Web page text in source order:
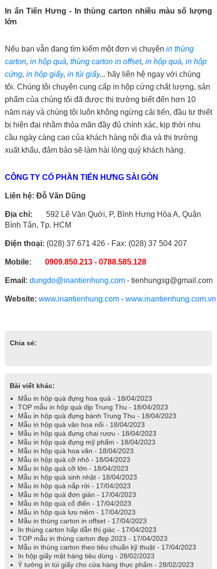
In ấn Tiến Hưng - In thùng carton nhiều màu số lượng
lớn
Nếu bạn vẫn đang tìm kiếm một đơn vị chuyên in thùng
carton, in hộp quà, thùng carton in offset, in hộp quà, in hộp
cứng, in hộp giấy, in túi giấy... hãy liên hệ ngay với chúng
tôi. Chúng tôi chuyên cung cấp in hộp cứng chất lượng, sản
phẩm của chúng tôi đã được thị trường biết đến hơn 10
năm nay và chúng tôi luôn không ngừng cải tiến, đầu tư thiết
bị hiện đại nhằm thỏa mãn đầy đủ chính xác, kịp thời nhu
cầu ngày càng cao của khách hàng nội địa và thị trường
xuất khẩu, đảm bảo sẽ làm hài lòng quý khách hàng.
CÔNG TY CỔ PHẦN TIẾN HƯNG SÀI GÒN
Liên hệ: Đỗ Văn Dũng
Địa chỉ: 592 Lê Văn Quới, P, Bình Hưng Hòa A, Quận
Bình Tân, Tp. HCM
Điện thoại: (028) 37 671 426 - Fax: (028) 37 504 207
Mobile: 0909.850.213 - 0788.585.128
Email: dungdo@inantienhung.com - tienhungsg@gmail.com
Website: www.inantienhung.com - www.inantienhung.com.vn
Chia sẻ:
Bài viết khác:
Mẫu in hộp quà đựng hoa quả - 18/04/2023
TOP mẫu in hộp quà dịp Trung Thu - 18/04/2023
Mẫu in hộp quà đựng bánh Trung Thu - 18/04/2023
Mẫu in hộp quà vân hoa nổi - 18/04/2023
Mẫu in hộp quà đựng chai rượu - 18/04/2023
Mẫu in hộp quà đựng mỹ phẩm - 18/04/2023
Mẫu in hộp quà hoa văn - 18/04/2023
Mẫu in hộp quà cỡ nhỏ - 18/04/2023
Mẫu in hộp quà cỡ lớn - 18/04/2023
Mẫu in hộp quà sinh nhật - 18/04/2023
Mẫu in hộp quà nắp rời - 17/04/2023
Mẫu in hộp quà đơn giản - 17/04/2023
Mẫu in hộp quà cổ điển - 17/04/2023
Mẫu in hộp quà lưu niệm - 17/04/2023
Mẫu in thùng carton in offset - 17/04/2023
In thùng carton hấp dẫn thị giác - 17/04/2023
TOP mẫu in thùng carton đẹp 2023 - 17/04/2023
Mẫu in thùng carton theo tiêu chuẩn kỹ thuật - 17/04/2023
In hộp giấy mặt hàng tiêu dùng - 28/02/2023
Ý tưởng in túi giấy cho cửa hàng thực phẩm - 28/02/2023